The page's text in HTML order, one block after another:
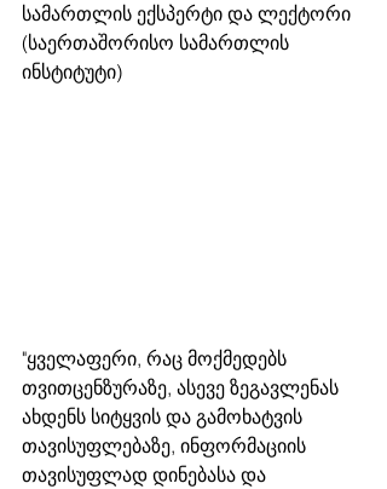
სამართლის ექსპერტი და ლექტორი
(საერთაშორისო სამართლის
ინსტიტუტი)
"ყველაფერი, რაც მოქმედებს
თვითცენზურაზე, ასევე ზეგავლენას
ახდენს სიტყვის და გამოხატვის
თავისუფლებაზე, ინფორმაციის
თავისუფლად დინებასა და